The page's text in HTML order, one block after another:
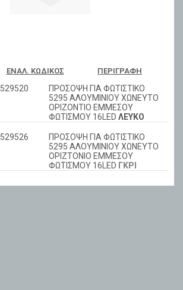
ΕΝΑΛ. ΚΩΔΙΚΌΣ ΠΕΡΙΓΡΑΦΉ
ΠΡΟΣOΨΗ ΓΙΑ ΦΩΤΙΣΤΙΚΟ
5295 ΑΛΟΥΜΙΝΙΟΥ ΧΩΝΕΥΤΟ
ΟΡΙΖΟΝΤΙΟ ΕΜΜΕΣΟΥ
ΦΩΤΙΣΜΟΥ 16LED ΛΕΥΚΟ
ΠΡΟΣOΨH ΓΙΑ ΦΩΤΙΣΤΙΚΟ
5295 ΑΛΟΥΜΙΝΙΟΥ ΧΩΝΕΥΤΟ
ΟΡΙΖΤΟΝΙΟ ΕΜΜΕΣΟΥ
ΦΩΤΙΣΜΟΥ 16LED ΓΚΡΙ